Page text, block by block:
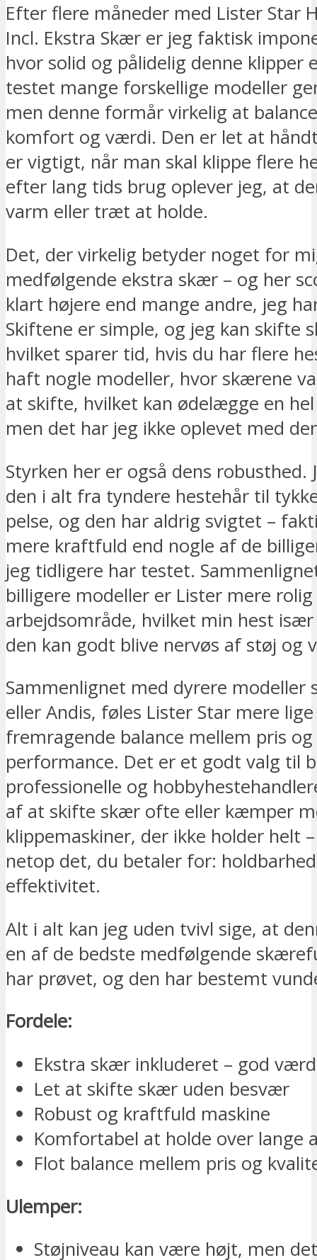
Efter flere måneder med Lister Star
Incl. Ekstra Skær er jeg faktisk
hvor solid og pålidelig denne klipper
testet mange forskellige modeller
men denne formår virkelig at
komfort og værdi. Den er let at
er vigtigt, når man skal klippe flere
efter lang tids brug oplever jeg, at
varm eller træt at holde.
Det, der virkelig betyder noget for
medfølgende ekstra skær – og her
klart højere end mange andre, jeg
Skiftene er simple, og jeg kan skifte
hvilket sparer tid, hvis du har flere
haft nogle modeller, hvor skærene
at skifte, hvilket kan ødelægge en
men det har jeg ikke oplevet med
Styrken her er også dens robusthed.
den i alt fra tyndere hestehår til
pelse, og den har aldrig svigtet –
mere kraftfuld end nogle af de
jeg tidligere har testet.
billigere modeller er Lister mere
arbejdsområde, hvilket min hest
den kan godt blive nervøs af støj og
Sammenlignet med dyrere modeller
eller Andis, føles Lister Star mere
fremragende balance mellem pris og
performance. Det er et godt valg til
professionelle og
af at skifte skær ofte eller kæmper
klippemaskiner, der ikke holder helt
netop det, du betaler for:
effektivitet.
Alt i alt kan jeg uden tvivl sige, at
en af de bedste medfølgende
har prøvet, og den har bestemt
Fordele:
Ekstra skær inkluderet – god
Let at skifte skær uden besvær
Robust og kraftfuld maskine
Komfortabel at holde over lange
Flot balance mellem pris og
Ulemper:
Støjniveau kan være højt, men